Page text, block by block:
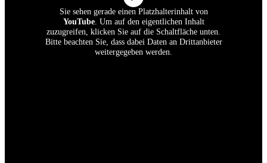
Sie sehen gerade einen Platzhalterinhalt von
YouTube. Um auf den eigentlichen Inhalt
zuzugreifen, klicken Sie auf die Schaltfläche unten.
Bitte beachten Sie, dass dabei Daten an Drittanbieter
weitergegeben werden.